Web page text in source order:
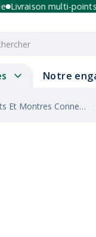
multi-points
Notre
Bracelets Et Montres Connectés